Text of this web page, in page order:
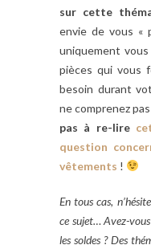
sur cette
envie de vous «
uniquement
pièces qui vous
besoin durant
ne comprenez
pas à re-lire
question
vêtements !
En tous cas,
ce sujet… Avez-
les soldes ? Des